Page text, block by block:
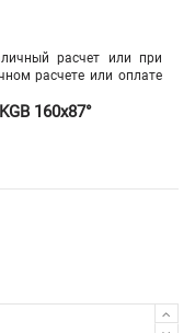
расчет или при
расчете или оплате
160х87°